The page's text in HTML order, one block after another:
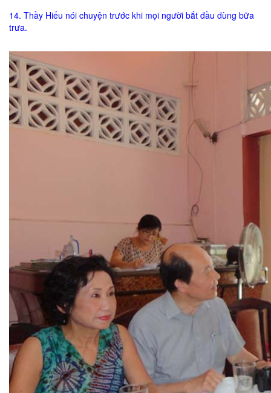
14. Thầy Hiếu nói chuyện trước khi mọi người bắt đầu dùng bữa
trưa.